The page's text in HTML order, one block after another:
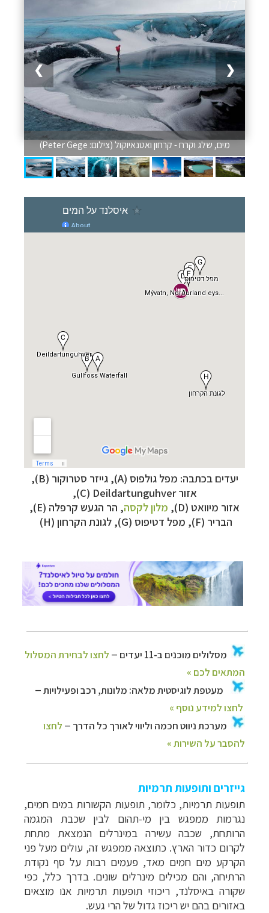
❯ ❮
מים, שלג וקרח - קרחון ואטנאיוקול (צילום: Peter Gege)
יעדים בכתבה: מפל גולפוס (A), גייזר סטרוקור (B
),
אזורDeildartunguhver
(
C
),
אזור מיוואט (D
), מלון לקסה, הר הגעש קרפלה (E
),
הבריר (F), מפל דטיפוס (G), לגונת הקרחון (H
)
מסלולים מוכנים ב-11 יעדים –לחצו לבחירת המסלול
המתאים לכם »
מעטפת לוגיסטית מלאה: מלונות, רכב ופעילויות
לחצו למידע נוסף »
מערכת ניווט חכמה וליווי לאורך כל הדרך–לחצו
גייזרים ותופעות תרמיות
תופעות תרמיות, כלומר, תופעות הקשורות במים חמים,
נגרמות ממפגש בין מי-תהום לבין שכבת המגמה
הרותחת, שכבה עשירה במינרלים הנמצאת מתחת
לקרום כדור הארץ. כתוצאה ממפגש זה, עולים מעל פני
הקרקע מים חמים מאד, פעמים רבות על סף נקודת
הרתיחה, והם מכילים מינרלים שונים. בדרך כלל, כפי
שקורה באיסלנד, ריכוזי תופעות תרמיות אנו מוצאים
באזורים בהם יש ריכוז גדול של הרי געש.